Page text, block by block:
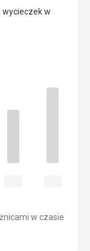
w
w czasie